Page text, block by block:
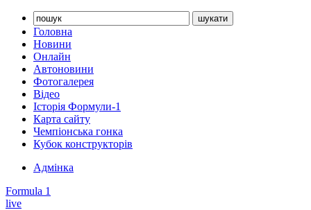
Головна
Новини
Онлайн
Автоновини
Фотогалерея
Відео
Історія Формули-1
Карта сайту
Чемпіонська гонка
Кубок конструкторів
Адмінка
Formula 1
live